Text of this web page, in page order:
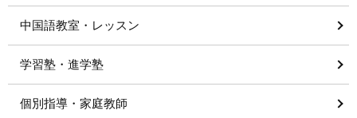
中国語教室・レッスン
学習塾・進学塾
個別指導・家庭教師